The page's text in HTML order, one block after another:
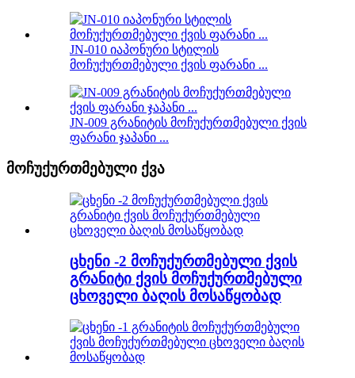
JN-010 იაპონური სტილის
მოჩუქურთმებული ქვის ფარანი ...
JN-009 გრანიტის მოჩუქურთმებული ქვის
ფარანი ჯაპანი ...
მოჩუქურთმებული ქვა
ცხენი -2 მოჩუქურთმებული ქვის
გრანიტი ქვის მოჩუქურთმებული
ცხოველი ბაღის მოსაწყობად